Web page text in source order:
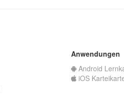
Anwendungen
Android
iOS